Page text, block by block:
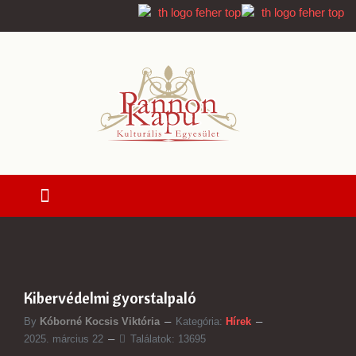
Kibervédelmi gyorstalpaló
By Kóborné Kocsis Viktória Kategória: Hírek
2025. március 22
Találatok: 13695